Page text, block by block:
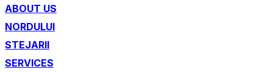
ABOUT US
NORDULUI
STEJARII
SERVICES